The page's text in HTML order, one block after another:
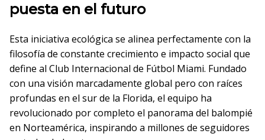
puesta en el futuro
Esta iniciativa ecológica se alinea perfectamente con la
filosofía de constante crecimiento e impacto social que
define al Club Internacional de Fútbol Miami. Fundado
con una visión marcadamente global pero con raíces
profundas en el sur de la Florida, el equipo ha
revolucionado por completo el panorama del balompié
en Norteamérica, inspirando a millones de seguidores